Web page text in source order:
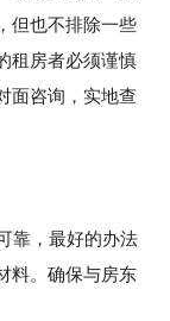
但也不排除一些
租房者必须谨慎
面咨询，实地查
靠，最好的办法
料。确保与房东